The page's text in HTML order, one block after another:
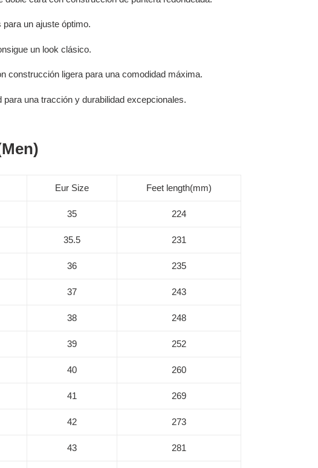
un ajuste óptimo.
un look clásico.
construcción ligera para una comodidad máxima.
para una tracción y durabilidad excepcionales.
Eur Size Feet length(mm)
35 224
35.5 231
36 235
37 243
38 248
39 252
40 260
41 269
42 273
43 281